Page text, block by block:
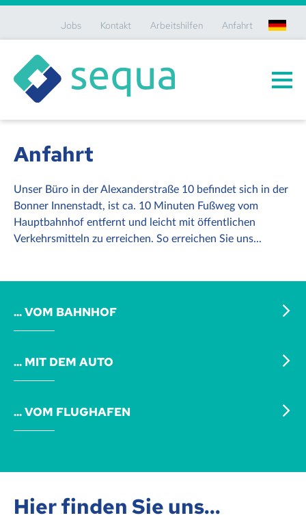
Jobs Kontakt Arbeitshilfen Anfahrt de
Anfahrt
Unser Büro in der Alexanderstraße 10 befindet sich in der
Bonner Innenstadt, ist ca. 10 Minuten Fußweg vom
Hauptbahnhof entfernt und leicht mit öffentlichen
Verkehrsmitteln zu erreichen. So erreichen Sie uns...
... VOM BAHNHOF
... MIT DEM AUTO
... VOM FLUGHAFEN
Hier finden Sie uns...